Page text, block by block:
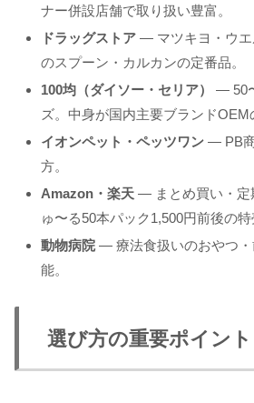
ナー併設店舗で取り扱い豊富。
ドラッグストア — マツキヨ・ウエ
のスプーン・カルカンの定番品。
100均（ダイソー・セリア）
— 50
ズ。中身が国内主要ブランドOEM
イオンペット・ペッツワン — PB
方。
Amazon・楽天 — まとめ買い・定
ゅ〜る50本パック1,500円前後の特
動物病院 — 療法食扱いのおやつ
能。
選び方の重要ポイント